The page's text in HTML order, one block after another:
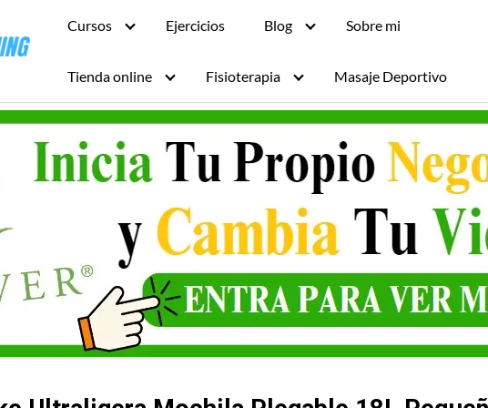
Cursos Ejercicios Blog Sobre mi
Tienda online Fisioterapia Masaje Deportivo